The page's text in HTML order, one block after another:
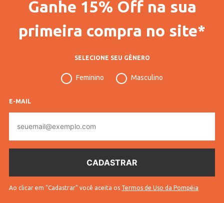
Gênero Feminino
Manga Longa
Tricot
Cinza
Ganhe 15% Off na sua
primeira compra no site*
SELECIONE SEU GÊNERO
Feminino Masculino
E-MAIL
mail
Ao clicar em "Cadastrar" você aceita os Termos de Uso da Pompéia